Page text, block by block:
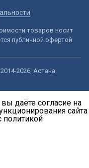
товаров носит
публичной офертой
2026, Астана
даёте согласие на
сайта
политикой